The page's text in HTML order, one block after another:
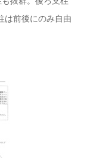
は前後にのみ自由